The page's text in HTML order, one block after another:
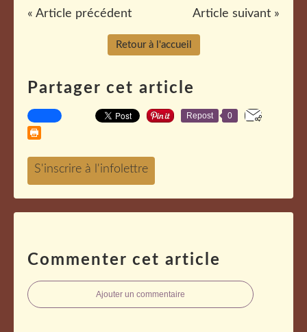
« Article précédent Article suivant »
Retour à l'accueil
Partager cet article
Repost 0
Commenter cet article
Ajouter un commentaire